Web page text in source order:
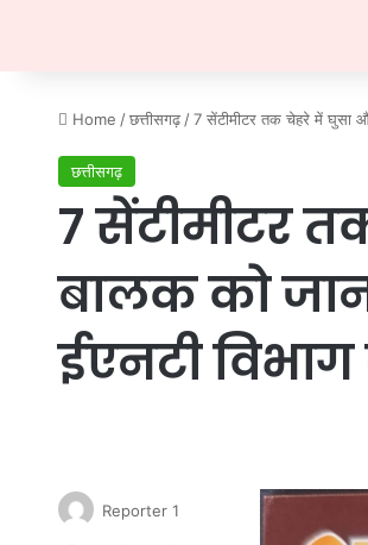
Home / छत्तीसगढ़ / 7 सेंटीमीटर तक चेहरे में घुसा
छत्तीसगढ़
7 सेंटीमीटर
बालक को
ईएनटी विभाग
Reporter 1